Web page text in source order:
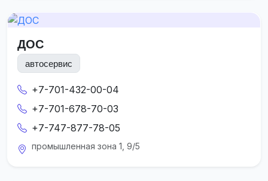
ДОС
автосервис
+7-701-432-00-04
+7-701-678-70-03
+7-747-877-78-05
промышленная зона 1, 9/5